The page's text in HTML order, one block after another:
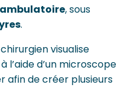
ambulatoire, sous
.
visualise
l’aide d’un microscope
afin de créer plusieurs